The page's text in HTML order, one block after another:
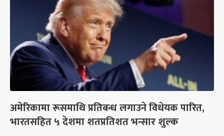
अमेरिकामा रूसमाथि प्रतिबन्ध लगाउने विधेयक पारित,
भारतसहित ५ देशमा शतप्रतिशत भन्सार शुल्क